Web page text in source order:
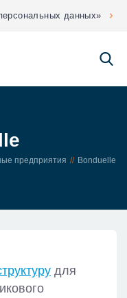
данных»
предприятия Bonduelle
для